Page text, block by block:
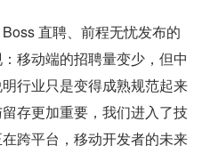
直聘、前程无忧发布的
移动端的招聘量变少，但中
行业只是变得成熟规范起来
存更加重要，我们进入了技
跨平台，移动开发者的未来